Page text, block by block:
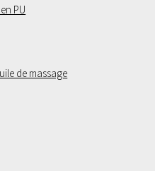
PU
de massage